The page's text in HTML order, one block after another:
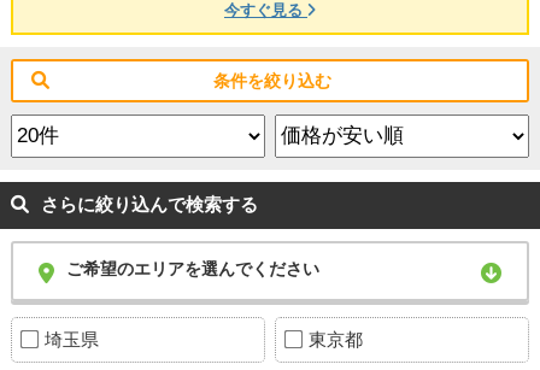
今すぐ見る
条件を絞り込む
さらに絞り込んで検索する
ご希望のエリアを選んでください
埼玉県 東京都